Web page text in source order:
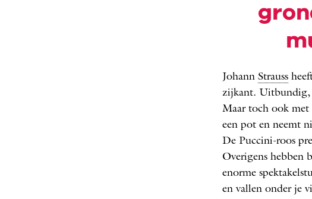
Johann Strauss
zijkant. Uitbundig,
Maar toch ook met
een pot en neemt
De Puccini-roos
Overigens hebben
enorme
en vallen onder je